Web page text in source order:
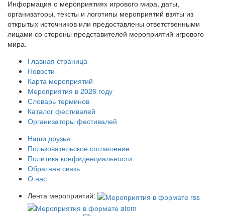
Информация о мероприятиях игрового мира, даты,
организаторы, тексты и логотипы мероприятий взяты из
открытых источников или предоставлены ответственными
лицами со стороны представителей мероприятий игрового
мира.
Главная страница
Новости
Карта мероприятий
Мероприятия в 2026 году
Словарь терминов
Каталог фестивалей
Организаторы фестивалей
Наши друзья
Пользовательское соглашение
Политика конфиденциальности
Обратная связь
О нас
Лента мероприятий: